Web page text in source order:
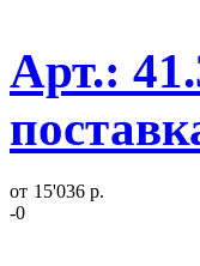
Арт.:
от 15'036 р.
-0